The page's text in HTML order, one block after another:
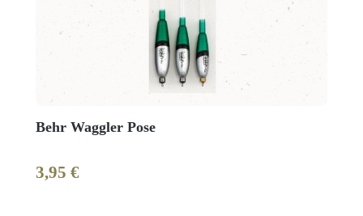
Behr Waggler Pose
Regulärer Preis:
3,95 €